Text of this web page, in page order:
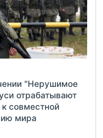
"Нерушимое
отрабатывают
совместной
мира